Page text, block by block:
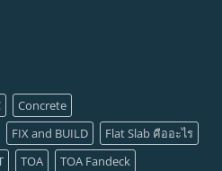
Concrete
FIX and BUILD
Flat Slab คืออะไร
TOA
TOA Fandeck